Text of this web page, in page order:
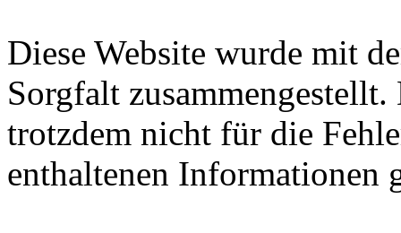
Diese Website wurde mit
Sorgfalt
trotzdem nicht für die
enthaltenen Informationen